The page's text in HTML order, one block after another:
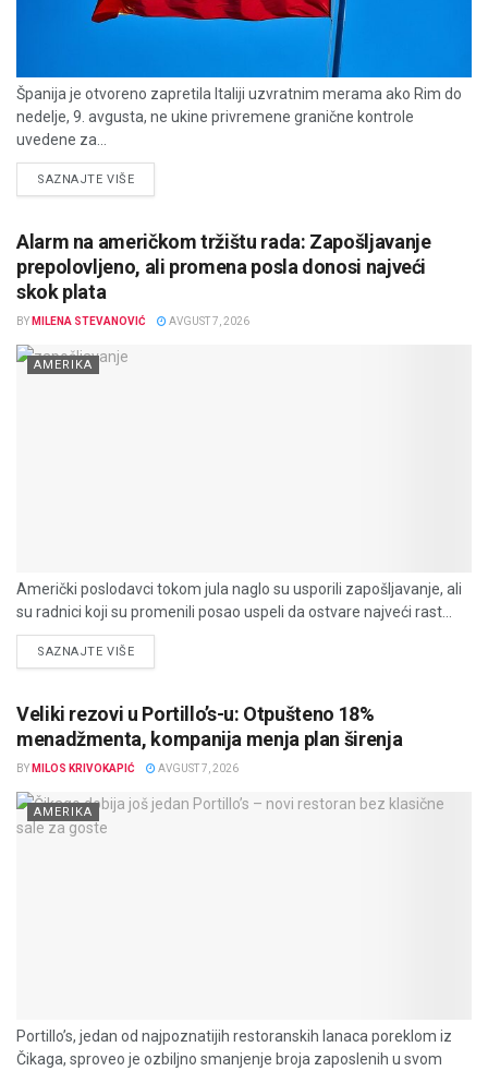
Španija je otvoreno zapretila Italiji uzvratnim merama ako Rim do
nedelje, 9. avgusta, ne ukine privremene granične kontrole
uvedene za...
SAZNAJTE VIŠEDETAILS
Alarm na američkom tržištu rada: Zapošljavanje
prepolovljeno, ali promena posla donosi najveći
skok plata
BY MILENA STEVANOVIĆ AVGUST 7, 2026
AMERIKA
Američki poslodavci tokom jula naglo su usporili zapošljavanje, ali
su radnici koji su promenili posao uspeli da ostvare najveći rast...
SAZNAJTE VIŠEDETAILS
Veliki rezovi u Portillo’s-u: Otpušteno 18%
menadžmenta, kompanija menja plan širenja
BY MILOS KRIVOKAPIĆ AVGUST 7, 2026
AMERIKA
Portillo’s, jedan od najpoznatijih restoranskih lanaca poreklom iz
Čikaga, sproveo je ozbiljno smanjenje broja zaposlenih u svom